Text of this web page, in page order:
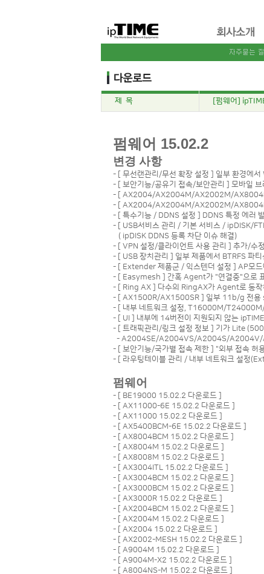
제 목 [펌웨어]
펌웨어 15.02.2
변경 사항
- [ 무선랜관리/무선 확장 설정 ] 일부 환경에서
- [ 보안기능/공유기 접속/보안관리 ] 모바일
- [ AX2004/AX2004M/AX2002M/
- [ AX2004/AX2004M/AX2002M/
- [ 특수기능 / DDNS 설정 ] DDNS 특정 에러
- [ USB서비스 관리 / 기본 서비스 / ipDISK/
( ipDISK DDNS 등록 차단 이슈 해결)
- [ VPN 설정/클라이언트 사용 관리 ] 추가/수
- [ USB 장치관리 ] 일부 제품에서 BTRFS 파
- [ Extender 제품군 / 익스텐더 설정 ] AP모드
- [ Easymesh ] 간혹 Agent가 "연결중"으로
- [ Ring AX ] 다수의 RingAX가 Agent로 동작
- [ AX1500R/AX1500SR ] 일부 11b/g 전용
- [ 내부 네트워크 설정, T16000M/T24000M/
- [ UI ] 내부에 14버전이 지원되지 않는
- [ 트래픽관리/링크 설정 정보 ] 기가 Lite
- A2004SE/A2004VS/A2004S/A2004V/
- [ 보안기능/국가별 접속 제한 ] "외부 접속 허
- [ 라우팅테이블 관리 / 내부 네트워크 설정
펌웨어
- [ BE19000 15.02.2 다운로드]
- [ AX11000-6E 15.02.2 다운로드]
- [ AX11000 15.02.2 다운로드]
- [ AX5400BCM-6E 15.02.2 다운로드]
- [ AX8004BCM 15.02.2 다운로드]
- [ AX8004M 15.02.2 다운로드]
- [ AX8008M 15.02.2 다운로드]
- [ AX3004ITL 15.02.2 다운로드]
- [ AX3004BCM 15.02.2 다운로드]
- [ AX3000BCM 15.02.2 다운로드]
- [ AX3000R 15.02.2 다운로드]
- [ AX2004BCM 15.02.2 다운로드]
- [ AX2004M 15.02.2 다운로드]
- [ AX2004 15.02.2 다운로드]
- [ AX2002-MESH 15.02.2 다운로드]
- [ A9004M 15.02.2 다운로드]
- [ A9004M-X2 15.02.2 다운로드]
- [ A8004NS-M 15.02.2 다운로드]